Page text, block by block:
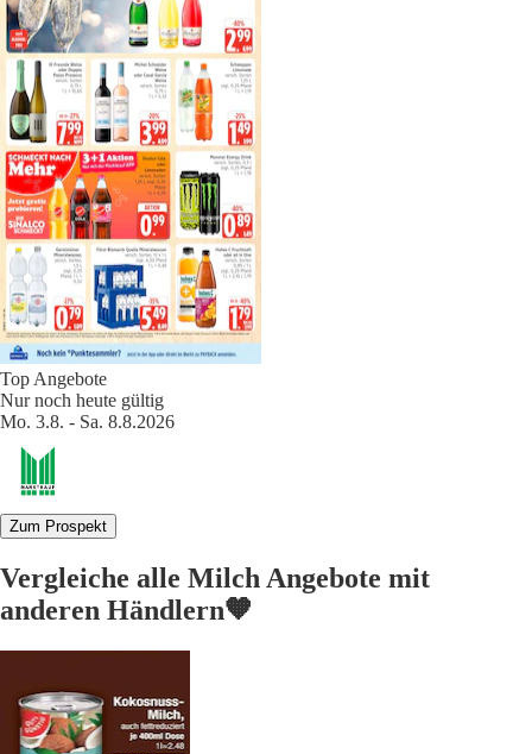
Top Angebote
Nur noch heute gültig
Mo. 3.8. - Sa. 8.8.2026
Zum Prospekt
Vergleiche alle Milch Angebote mit
anderen Händlern🧡